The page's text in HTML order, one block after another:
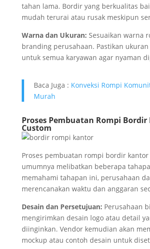
tahan lama. Bordir yang berkualitas
mudah terurai atau rusak meskipun
Warna dan Ukuran: Sesuaikan warna
branding perusahaan. Pastikan
untuk semua karyawan agar nyaman
Baca Juga : Konveksi Rompi
Murah
Proses Pembuatan Rompi
Custom
Proses pembuatan rompi bordir kantor
umumnya melibatkan beberapa
memahami tahapan ini, perusahaan
merencanakan waktu dan anggaran
Desain dan Persetujuan: Perusahaan
mengirimkan desain logo atau detail
diinginkan. Vendor kemudian akan
mockup atau contoh desain untuk